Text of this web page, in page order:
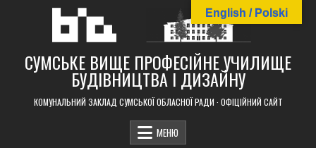
СУМСЬКЕ ВИЩЕ ПРОФЕСІЙНЕ УЧИЛИЩЕ
БУДІВНИЦТВА І ДИЗАЙНУ
КОМУНАЛЬНИЙ ЗАКЛАД СУМСЬКОЇ ОБЛАСНОЇ РАДИ · ОФІЦІЙНИЙ САЙТ
МЕНЮ
English / Polski